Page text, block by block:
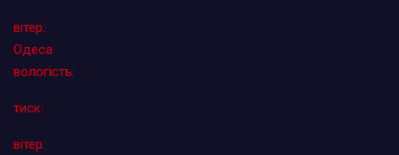
вітер:
Одеса
вологість:
тиск:
вітер: